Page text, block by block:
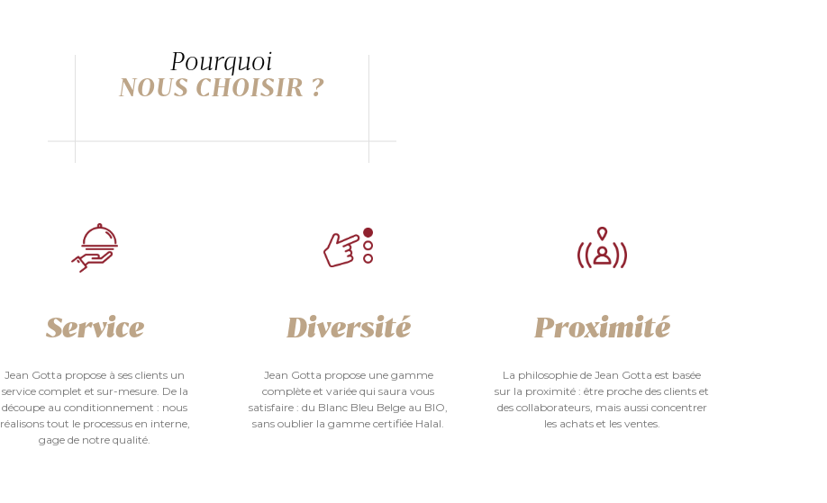
Pourquoi
NOUS CHOISIR ?
Service
Jean Gotta propose à ses clients un
service complet et sur-mesure. De la
découpe au conditionnement : nous
réalisons tout le processus en interne,
gage de notre qualité.
Diversité
Jean Gotta propose une gamme
complète et variée qui saura vous
satisfaire : du Blanc Bleu Belge au BIO,
sans oublier la gamme certifiée Halal.
Proximité
La philosophie de Jean Gotta est basée
sur la proximité : être proche des clients et
des collaborateurs, mais aussi concentrer
les achats et les ventes.